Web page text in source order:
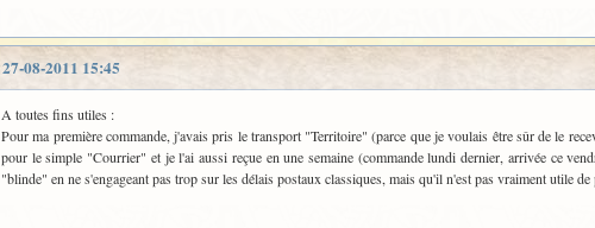
27-08-2011 15:45
A toutes fins utiles :
Pour ma première commande, j'avais pris le transport "Territoire" (parce que je voulais être sûr de le
pour le simple "Courrier" et je l'ai aussi reçue en une semaine (commande lundi dernier, arrivée ce
"blinde" en ne s'engageant pas trop sur les délais postaux classiques, mais qu'il n'est pas vraiment utile